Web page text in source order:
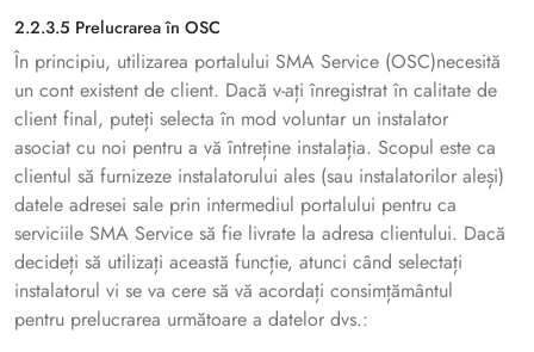
2.2.3.5 Prelucrarea în OSC
În principiu, utilizarea portalului SMA Service (OSC)necesită
un cont existent de client. Dacă v-ați înregistrat în calitate de
client final, puteți selecta în mod voluntar un instalator
asociat cu noi pentru a vă întreține instalația. Scopul este ca
clientul să furnizeze instalatorului ales (sau instalatorilor aleși)
datele adresei sale prin intermediul portalului pentru ca
serviciile SMA Service să fie livrate la adresa clientului. Dacă
decideți să utilizați această funcție, atunci când selectați
instalatorul vi se va cere să vă acordați consimțământul
pentru prelucrarea următoare a datelor dvs.: